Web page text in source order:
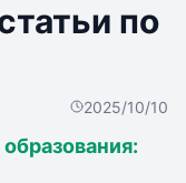
по
2025/10/10